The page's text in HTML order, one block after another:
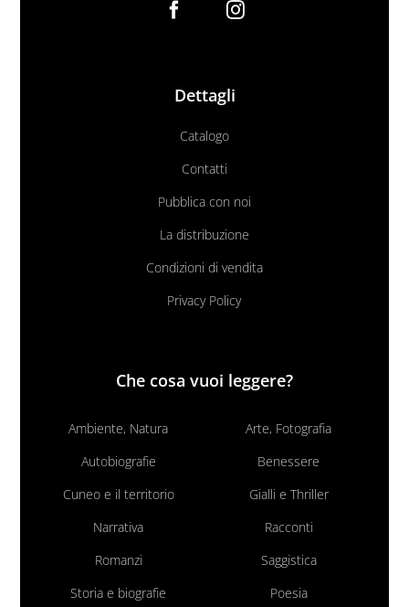
Dettagli
Catalogo
Contatti
Pubblica con noi
La distribuzione
Condizioni di vendita
Privacy Policy
Che cosa vuoi leggere?
Ambiente, Natura
Arte, Fotografia
Autobiografie
Benessere
Cuneo e il territorio
Gialli e Thriller
Narrativa
Racconti
Romanzi
Saggistica
Storia e biografie
Poesia